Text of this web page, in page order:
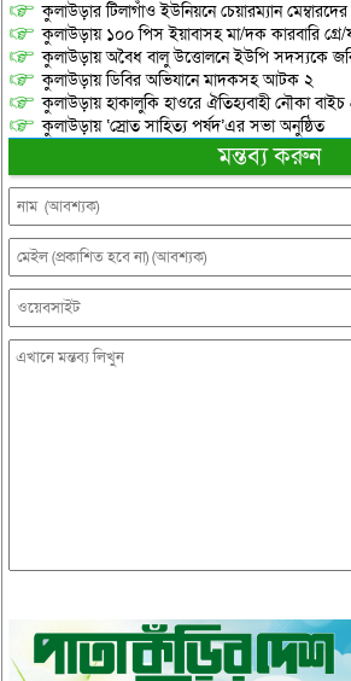
কুলাউড়ার টিলাগাঁও ইউনিয়নে চেয়ারম্যান মেম্বারদের
কুলাউড়ায় ১০০ পিস ইয়াবাসহ মা/দক কারবারি
কুলাউড়ায় অবৈধ বালু উত্তোলনে ইউপি সদস্যকে
কুলাউড়ায় ডিবির অভিযানে মাদকসহ আটক ২
কুলাউড়ায় হাকালুকি হাওরে ঐতিহ্যবাহী নৌকা বাইচ
কুলাউড়ায় ‘স্রোত সাহিত্য পর্ষদ’এর সভা অনুষ্ঠিত
মন্তব্য করুন